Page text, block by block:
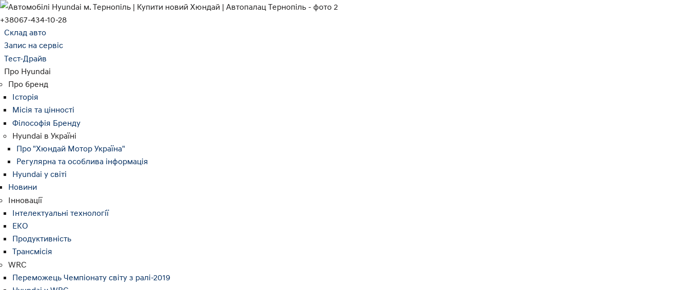
+38067-434-10-28
Склад авто
Запис на сервіс
Тест-Драйв
Про Hyundai
Про бренд
Історія
Місія та цінності
Філософія Бренду
Hyundai в Україні
Про "Хюндай Мотор Україна"
Регулярна та особлива інформація
Hyundai у світі
Новини
Інновації
Інтелектуальні технології
ЕКО
Продуктивність
Трансмісія
WRC
Переможець Чемпіонату світу з ралі-2019